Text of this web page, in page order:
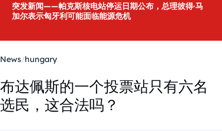
突发新闻——帕克斯核电站停运日期公布，总理彼得·马
加尔表示匈牙利可能面临能源危机
News hungary
布达佩斯的一个投票站只有六名
选民，这合法吗？